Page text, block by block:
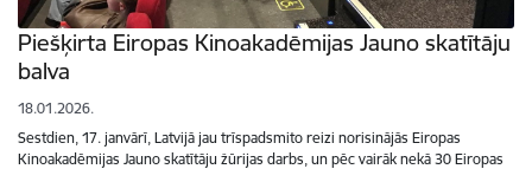
Piešķirta Eiropas Kinoakadēmijas Jauno skatītāju
balva
18.01.2026.
Sestdien, 17. janvārī, Latvijā jau trīspadsmito reizi norisinājās Eiropas
Kinoakadēmijas Jauno skatītāju žūrijas darbs, un pēc vairāk nekā 30 Eiropas